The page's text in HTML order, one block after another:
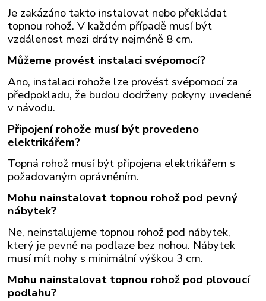
Je zakázáno takto instalovat nebo překládat
topnou rohož. V každém případě musí být
vzdálenost mezi dráty nejméně 8 cm.
Můžeme provést instalaci svépomocí?
Ano, instalaci rohože lze provést svépomocí za
předpokladu, že budou dodrženy pokyny uvedené
v návodu.
Připojení rohože musí být provedeno
elektrikářem?
Topná rohož musí být připojena elektrikářem s
požadovaným oprávněním.
Mohu nainstalovat topnou rohož pod pevný
nábytek?
Ne, neinstalujeme topnou rohož pod nábytek,
který je pevně na podlaze bez nohou. Nábytek
musí mít nohy s minimální výškou 3 cm.
Mohu nainstalovat topnou rohož pod plovoucí
podlahu?